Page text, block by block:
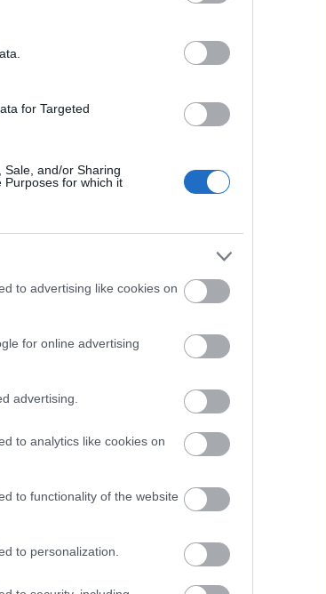
for Targeted
Sale, and/or Sharing
Purposes for which it
to advertising like cookies on
for online advertising
advertising.
to analytics like cookies on
to functionality of the website
to personalization.
Θεσσαλονίκη
απασχόληση), Κέρκυρα
ΚΟΣΤΟΥΣ ΔΙΑΜΟΝΗΣ) Πάρος